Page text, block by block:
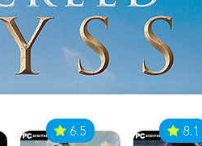
6.5 8.1